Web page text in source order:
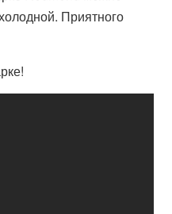
Приятного